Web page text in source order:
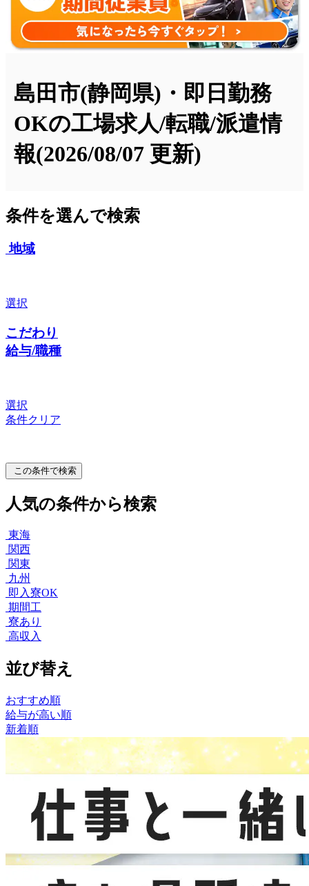
島田市(静岡県)・即日勤務
OKの工場求人/転職/派遣情
報(2026/08/07 更新)
条件を選んで検索
地域
選択
こだわり
給与/職種
選択
条件クリア
この条件で検索
人気の条件から検索
東海
関西
関東
九州
即入寮OK
期間工
寮あり
高収入
並び替え
おすすめ順
給与が高い順
新着順